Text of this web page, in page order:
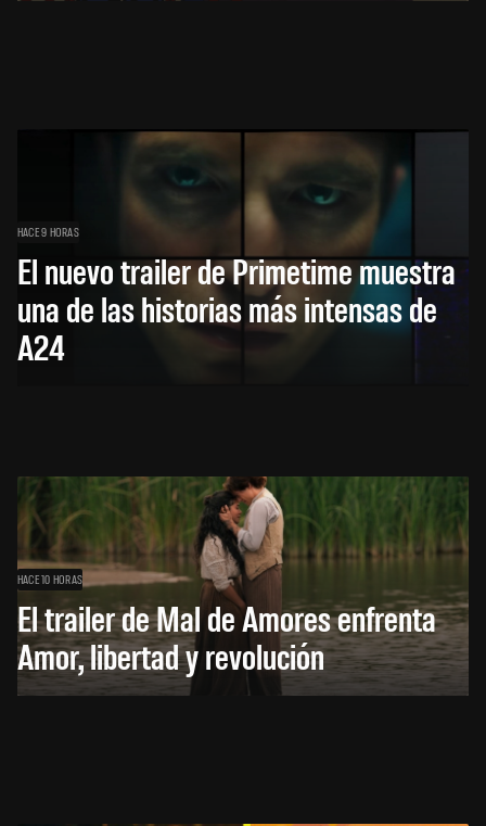
HACE 9 HORAS
El nuevo trailer de Primetime muestra
una de las historias más intensas de
A24
HACE 10 HORAS
El trailer de Mal de Amores enfrenta
Amor, libertad y revolución